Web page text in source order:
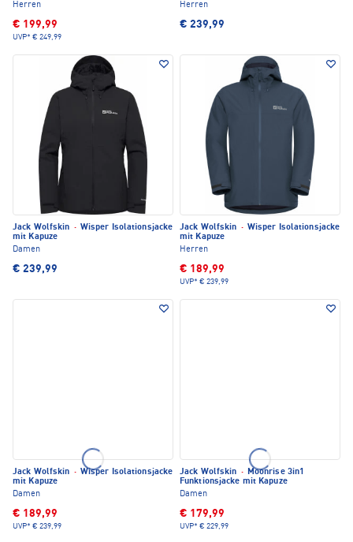
Herren
€ 199,99
UVP* € 249,99
Herren
€ 239,99
Jack Wolfskin · Wisper Isolationsjacke
mit Kapuze
Damen
€ 239,99
Jack Wolfskin · Wisper Isolationsjacke
mit Kapuze
Herren
€ 189,99
UVP* € 239,99
Jack Wolfskin · Wisper Isolationsjacke
mit Kapuze
Damen
€ 189,99
UVP* € 239,99
Jack Wolfskin · Moonrise 3in1
Funktionsjacke mit Kapuze
Damen
€ 179,99
UVP* € 229,99